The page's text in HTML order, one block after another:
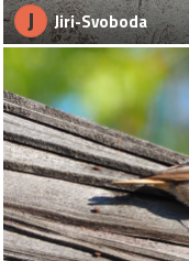
J Jiri-Svoboda